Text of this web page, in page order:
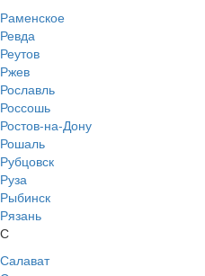
Раменское
Ревда
Реутов
Ржев
Рославль
Россошь
Ростов-на-Дону
Рошаль
Рубцовск
Руза
Рыбинск
Рязань
С
Салават